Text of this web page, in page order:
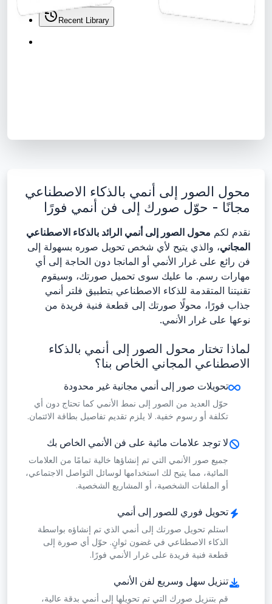
محول الصور إلى أنمي بالذكاء الاصطناعي
مجانًا - حوّل صورك إلى فن أنمي فورًا
نقدم لكم محول الصور إلى أنمي الرائد بالذكاء الاصطناعي
المجاني، والذي يتيح لأي شخص تحويل صوره بسهولة إلى
فن رائع على غرار الأنمي أو المانجا دون الحاجة إلى أي
مهارات رسم. ما عليك سوى تحميل صورتك، وسيقوم
تقنيتنا المتقدمة للذكاء الاصطناعي بتطبيق فلتر أنمي
جذاب فورًا، محولًا صورتك إلى قطعة فنية فريدة من
نوعها على غرار الأنمي.
لماذا تختار محول الصور إلى أنمي بالذكاء
الاصطناعي المجاني الخاص بنا؟
تحويلات صور إلى أنمي مجانية غير محدودة
حوّل العديد من الصور إلى نمط الأنمي كما تحتاج دون أي
تكلفة أو رسوم خفية. لا يلزم تقديم تفاصيل بطاقة الائتمان.
لا توجد علامات مائية على فن الأنمي الخاص بك
جميع صور الأنمي التي تم إنشاؤها خالية تمامًا من العلامات
المائية، مما يتيح لك استخدامها لوسائل التواصل الاجتماعي،
أو الملفات الشخصية، أو المشاريع الشخصية.
تحويل فوري للصور إلى أنمي
استلم تحويل صورتك إلى أنمي الذي تم إنشاؤه بواسطة
الذكاء الاصطناعي في غضون ثوانٍ. حوّل أي صورة إلى
قطعة فنية فريدة على غرار الأنمي فورًا.
تنزيل سهل وسريع لفن الأنمي
قم بتنزيل صورك التي تم تحويلها إلى أنمي بدقة عالية،